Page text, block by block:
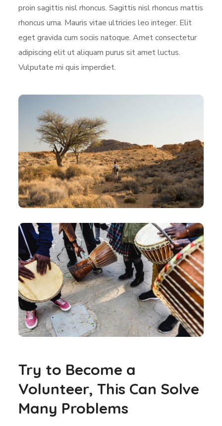
proin sagittis nisl rhoncus. Sagittis nisl rhoncus mattis
rhoncus urna. Mauris vitae ultricies leo integer. Elit
eget gravida cum sociis natoque. Amet consectetur
adipiscing elit ut aliquam purus sit amet luctus.
Vulputate mi quis imperdiet.
Try to Become a
Volunteer, This Can Solve
Many Problems